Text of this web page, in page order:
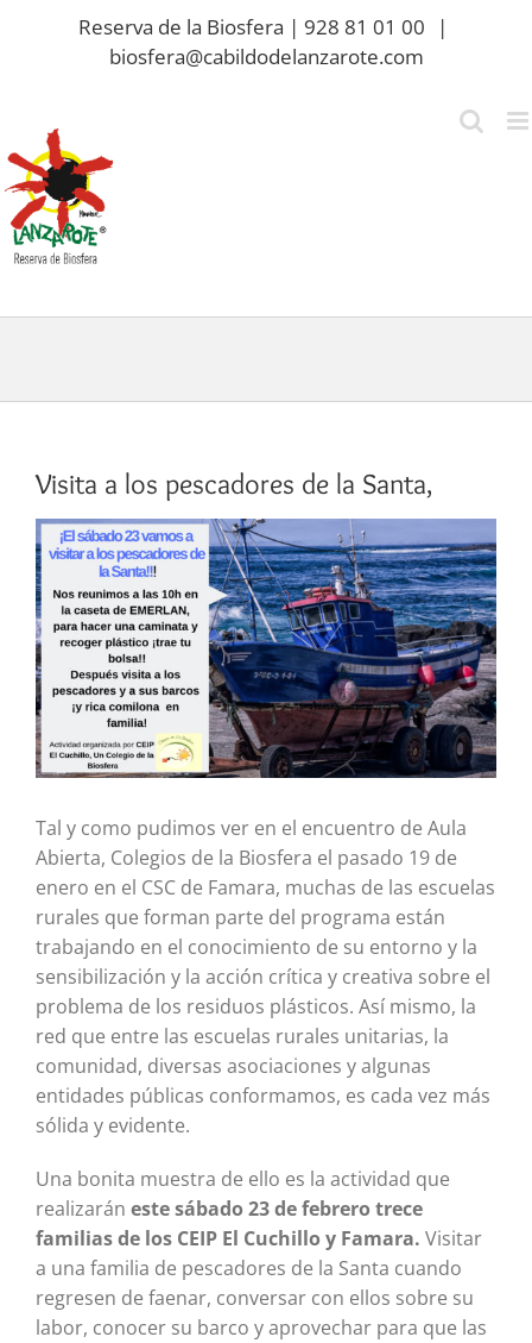
Reserva de la Biosfera | 928 81 01 00
|
biosfera@cabildodelanzarote.com
Visita a los pescadores de la Santa,
Ver
imagen
más
grande
Tal y como pudimos ver en el encuentro de Aula
Abierta, Colegios de la Biosfera el pasado 19 de
enero en el CSC de Famara, muchas de las escuelas
rurales que forman parte del programa están
trabajando en el conocimiento de su entorno y la
sensibilización y la acción crítica y creativa sobre el
problema de los residuos plásticos. Así mismo, la
red que entre las escuelas rurales unitarias, la
comunidad, diversas asociaciones y algunas
entidades públicas conformamos, es cada vez más
sólida y evidente.
Una bonita muestra de ello es la actividad que
realizarán este sábado 23 de febrero trece
familias de los CEIP El Cuchillo y Famara. Visitar
a una familia de pescadores de la Santa cuando
regresen de faenar, conversar con ellos sobre su
labor, conocer su barco y aprovechar para que las